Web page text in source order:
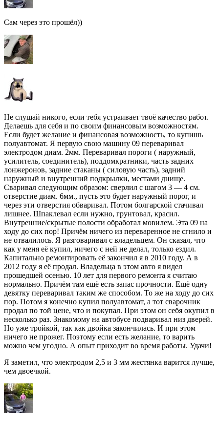
Сам через это прошёл))
Не слушай никого, если тебя устраивает твоё качество работ.
Делаешь для себя и по своим финансовым возможностям.
Если будет желание и финансовая возможность, то купишь
полуавтомат. Я первую свою машину 09 переваривал
электродом диам. 2мм. Переваривал пороги ( наружный,
усилитель, соединитель), поддомкратники, часть задних
лонжеронов, задние стаканы ( силовую часть), задний
наружный и внутренний подкрылки, местами днище.
Сваривал следующим образом: сверлил с шагом 3 — 4 см.
отверстие диам. 6мм., пусть это будет наружный порог, и
через эти отверстия обваривал. Потом болгарской стачивал
лишнее. Шпаклевал если нужно, грунтовал, красил.
Внутренние/скрытые полости обработал мовилем. Эта 09 на
ходу до сих пор! Причём ничего из переваренное не сгнило и
не отвалилось. Я разговаривал с владельцем. Он сказал, что
как у меня её купил, ничего с ней не делал, только ездил.
Капитально ремонтировать её закончил я в 2010 году. А в
2012 году я её продал. Владельца в этом авто я видел
прошедшей осенью. 10 лет для первого ремонта я считаю
нормально. Причём там ещё есть запас прочности. Ещё одну
девятку переваривал таким же способом. То же на ходу до сих
пор. Потом я конечно купил полуавтомат, а тот сварочник
продал по той цене, что и покупал. При этом он себя окупил в
несколько раз. Знакомому на автобусе подваривал низ дверей.
Но уже тройкой, так как двойка закончилась. И при этом
ничего не прожег. Поэтому если есть желание, то варить
можно чем угодно. А опыт приходит во время работы. Удачи!
Я заметил, что электродом 2,5 и 3 мм жестянка варится лучше,
чем двоечкой.